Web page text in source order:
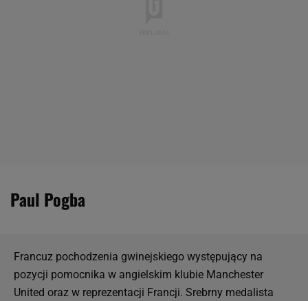
Paul Pogba
Francuz pochodzenia gwinejskiego występujący na
pozycji pomocnika w angielskim klubie Manchester
United oraz w reprezentacji Francji. Srebrny medalista